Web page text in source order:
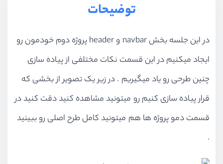
توضیحات
در این جلسه بخش navbar و header پروژه دوم خودمون رو
ایجاد میکنیم در این قسمت نکات مختلفی از پیاده سازی
چنین طرحی رو یاد میگیریم . در زیر یک تصویر از بخشی که
قرار پیاده سازی کنیم رو میتونید مشاهده کنید دقت کنید در
قسمت دمو پروژه ها هم میتونید کامل طرح اصلی رو ببینید
.